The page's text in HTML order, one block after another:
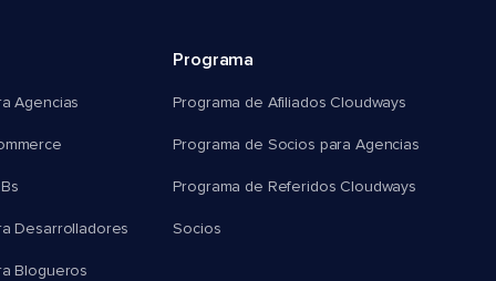
Agencias
Desarrolladores
Blogueros
Programa
Programa de Afiliados Cloudways
Programa de Socios para Agencias
Programa de Referidos Cloudways
Socios